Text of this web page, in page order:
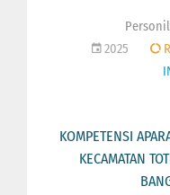
2025
KOMPETENSI
KECAMATAN